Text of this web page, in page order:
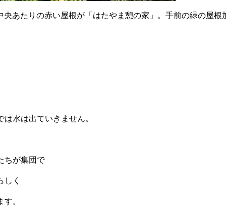
央あたりの赤い屋根が「はたやま憩の家」。手前の緑の屋根
水は出ていきません。
ちが集団で
しく
。